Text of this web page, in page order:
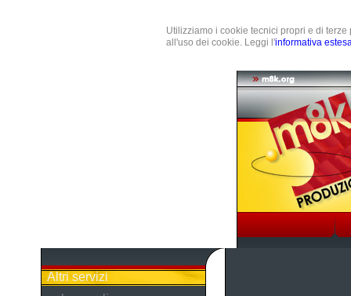
Utilizziamo i cookie tecnici propri e di
all'uso dei cookie. Leggi l'informativa
Altri servizi